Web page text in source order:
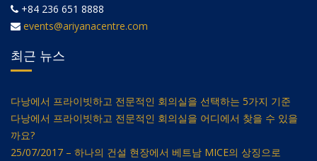
+84 236 651 8888
events@ariyanacentre.com
최근 뉴스
다낭에서 프라이빗하고 전문적인 회의실을 선택하는 5가지 기준
다낭에서 프라이빗하고 전문적인 회의실을 어디에서 찾을 수 있을
까요?
25/07/2017 – 하나의 건설 현장에서 베트남 MICE의 상징으로